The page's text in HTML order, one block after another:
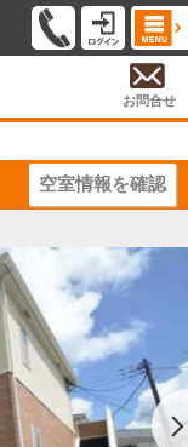
お問合せ
空室情報を確認